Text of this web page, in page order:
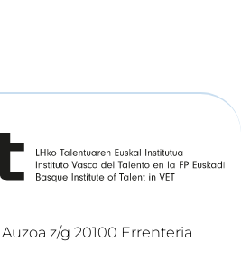
z/g 20100 Errenteria